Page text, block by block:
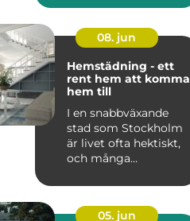
lokal. Allt från bely...
08. jun
Hemstädning - ett
rent hem att komma
hem till
I en snabbväxande
stad som Stockholm
är livet ofta hektiskt,
och många
05. jun